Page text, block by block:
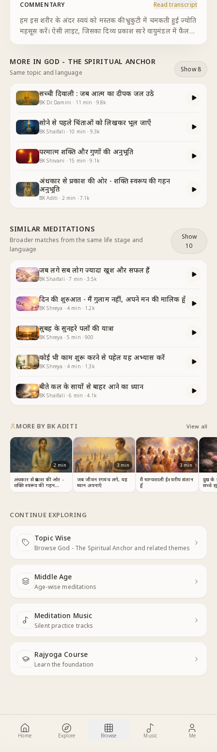
COMMENTARY Read transcript
हम इस शरीर के अंदर स्वयं को मस्तक की भ्रुकुटी में चमकती हुई ज्योति
महसूस करें। ऐसी लाइट, जिसका दिव्य प्रकाश सारे वायुमंडल में फैल
MORE IN GOD - THE SPIRITUAL ANCHOR
Same topic and language Show 8
सच्ची दिवाली : जब आत्म का दीपक जल उठे
BK Dr. Damini · 11 min · 9.8k
सोने से पहले चिंताओं को लिखकर भूल जाएँ
BK Shaifali · 10 min · 9.3k
परमात्म शक्ति और गुणों की अनुभूति
BK Shivani · 15 min ·9.1k
अंधकार से प्रकाश की ओर - शक्ति स्वरूप की गहन
अनुभूति
BK Aditi · 2 min · 7.1k
SIMILAR MEDITATIONS
Broader matches from the same life stage and
language
Show
10
जब लगे सब लोग ज्यादा खुश और सफल हैं
BK Shaifali ·7 min ·3.5k
दिन की शुरुआत - मैं गुलाम नहीं, अपने मन की मालिक हूँ
BK Shreya · 4 min · 1.2k
सुबह के सुनहरे पलों की यात्रा
BK Shreya · 5 min ·900
कोई भी काम शुरू करने से पहेल यह अभ्यास करें
BK Shreya · 4 min · 1.3k
बीते कल के सायों से बाहर आने का ध्यान
BK Shaifali ·6 min ·4.1k
MORE BY BK ADITI View all
2 min
अंधकार से प्रकाश की ओर -
शक्ति स्वरूप की गहन
अनुभूति
3 min
जब जीवन रंगमंच लगे, यह
ध्यान अपनाएँ
3 min
मैं भाग्यशाली ईश्वरीय संतान
हूँ
दुख के
सच्चे
CONTINUE EXPLORING
Topic Wise
Browse God - The Spiritual Anchor and related themes
Next
Middle Age
Age-wise meditations
Next
Meditation Music
Silent practice tracks
Next
Rajyoga Course
Learn the foundation
Home Explore Browse Music Me